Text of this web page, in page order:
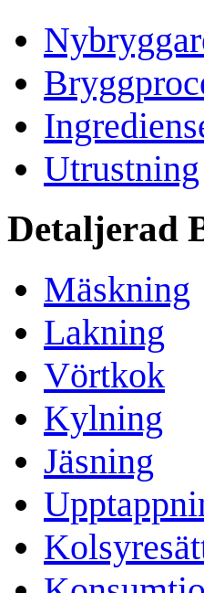
Utrustning
Detaljerad
Mäskning
Lakning
Vörtkok
Kylning
Jäsning